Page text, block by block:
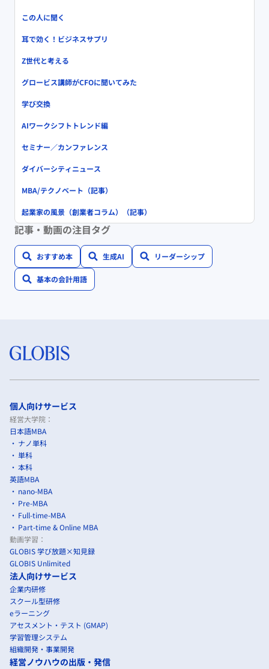
この人に聞く
耳で効く！ビジネスサプリ
Z世代と考える
グロービス講師がCFOに聞いてみた
学び交換
AIワークシフトトレンド編
セミナー／カンファレンス
ダイバーシティニュース
MBA/テクノベート（記事）
起業家の風景（創業者コラム）（記事）
記事・動画の注目タグ
おすすめ本 生成AI リーダーシップ
基本の会計用語
個人向けサービス
経営大学院：
日本語MBA
ナノ単科
単科
本科
英語MBA
nano-MBA
Pre-MBA
Full-time-MBA
Part-time & Online MBA
動画学習：
GLOBIS 学び放題×知見録
GLOBIS Unlimited
法人向けサービス
企業内研修
スクール型研修
eラーニング
アセスメント・テスト (GMAP)
学習管理システム
組織開発・事業開発
経営ノウハウの出版・発信